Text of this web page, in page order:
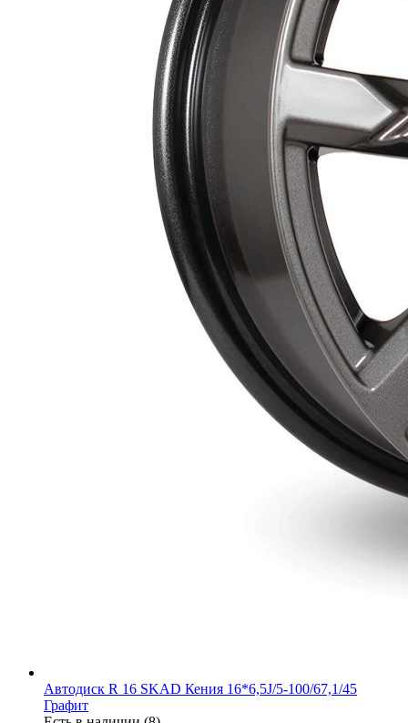
Автодиск R 16 SKAD Кения 16*6,5J/5-100/67,1/45
Графит